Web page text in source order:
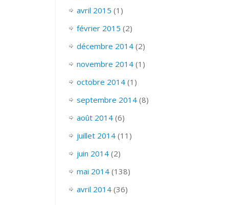
avril 2015 (1)
février 2015 (2)
décembre 2014(2)
novembre 2014(1)
octobre 2014(1)
septembre 2014(8)
août 2014(6)
juillet 2014(11)
juin 2014(2)
mai 2014(138)
avril 2014(36)